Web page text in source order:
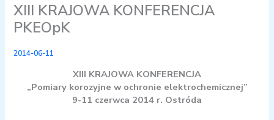
XIII KRAJOWA KONFERENCJA
PKEOpK
2014-06-11
XIII KRAJOWA KONFERENCJA
„Pomiary korozyjne w ochronie elektrochemicznej”
9-11 czerwca 2014 r. Ostróda